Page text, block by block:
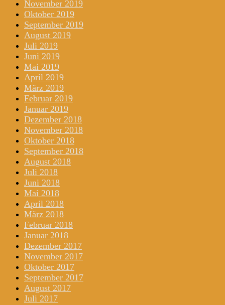
November 2019
Oktober 2019
September 2019
August 2019
Juli 2019
Juni 2019
Mai 2019
April 2019
März 2019
Februar 2019
Januar 2019
Dezember 2018
November 2018
Oktober 2018
September 2018
August 2018
Juli 2018
Juni 2018
Mai 2018
April 2018
März 2018
Februar 2018
Januar 2018
Dezember 2017
November 2017
Oktober 2017
September 2017
August 2017
Juli 2017